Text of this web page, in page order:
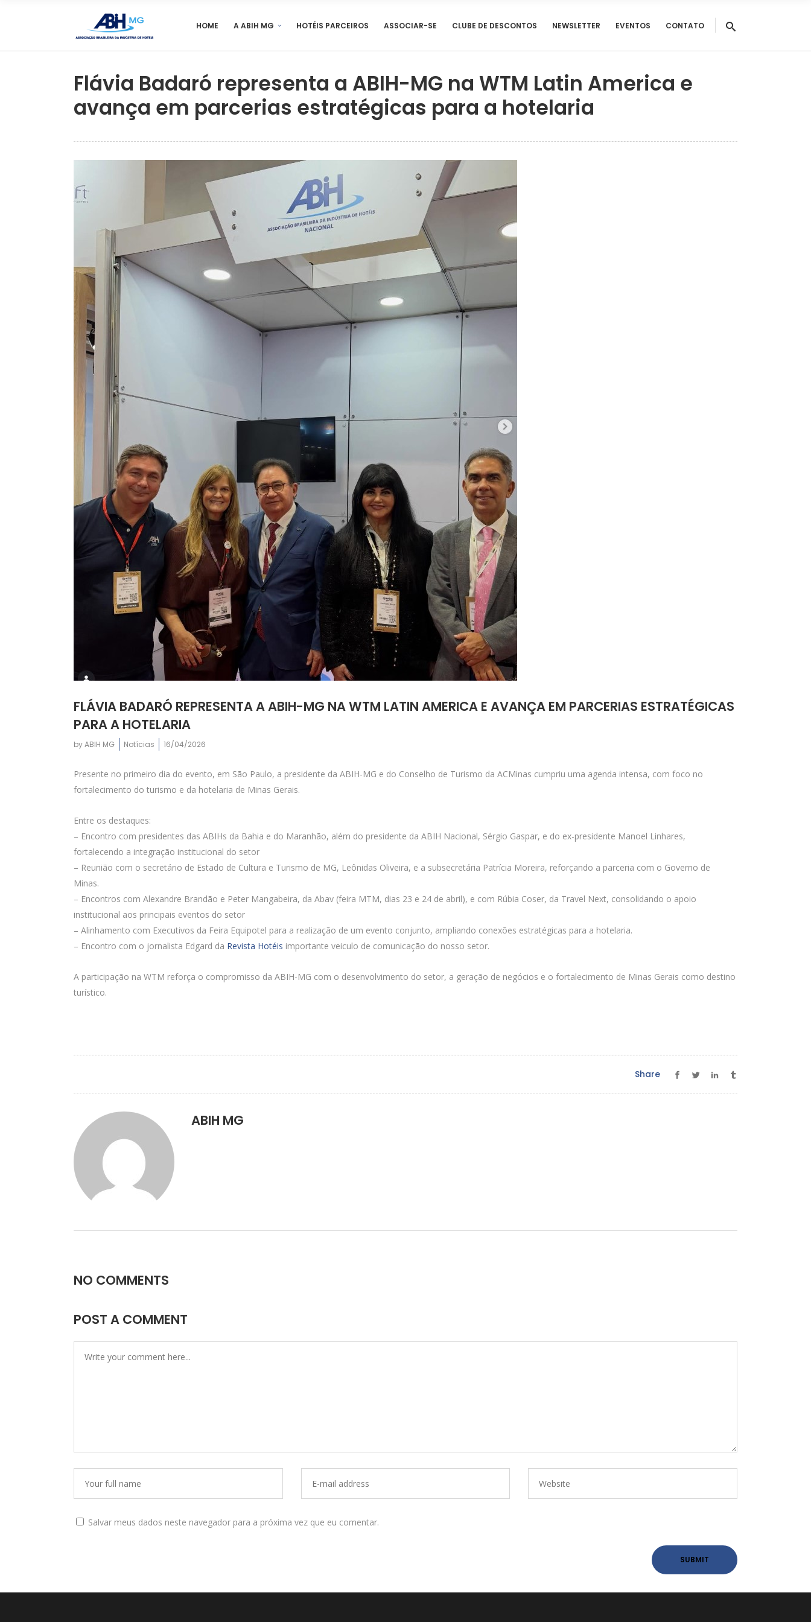
HOME A ABIH MG HOTÉIS PARCEIROS ASSOCIAR-SE CLUBE DE DESCONTOS NEWSLETTER EVENTOS CONTATO
Flávia Badaró representa a ABIH-MG na WTM Latin America e
avança em parcerias estratégicas para a hotelaria
FLÁVIA BADARÓ REPRESENTA A ABIH-MG NA WTM LATIN AMERICA E AVANÇA EM PARCERIAS ESTRATÉGICAS
PARA A HOTELARIA
byABIH MG Notícias 16/04/2026
Presente no primeiro dia do evento, em São Paulo, a presidente da ABIH-MG e do Conselho de Turismo da ACMinas cumpriu uma agenda intensa, com foco no
fortalecimento do turismo e da hotelaria de Minas Gerais.
Entre os destaques:
– Encontro com presidentes das ABIHs da Bahia e do Maranhão, além do presidente da ABIH Nacional, Sérgio Gaspar, e do ex-presidente Manoel Linhares,
fortalecendo a integração institucional do setor
– Reunião com o secretário de Estado de Cultura e Turismo de MG, Leônidas Oliveira, e a subsecretária Patrícia Moreira, reforçando a parceria com o Governo de
Minas.
– Encontros com Alexandre Brandão e Peter Mangabeira, da Abav (feira MTM, dias 23 e 24 de abril), e com Rúbia Coser, da Travel Next, consolidando o apoio
institucional aos principais eventos do setor
– Alinhamento com Executivos da Feira Equipotel para a realização de um evento conjunto, ampliando conexões estratégicas para a hotelaria.
– Encontro com o jornalista Edgard da Revista Hotéis importante veiculo de comunicação do nosso setor.
A participação na WTM reforça o compromisso da ABIH-MG com o desenvolvimento do setor, a geração de negócios e o fortalecimento de Minas Gerais como destino
turístico.
Share
ABIH MG
NO COMMENTS
POST A COMMENT
Salvar meus dados neste navegador para a próxima vez que eu comentar.